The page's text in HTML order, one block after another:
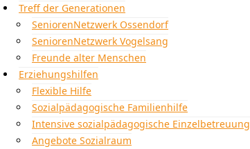
Treff der Generationen
SeniorenNetzwerk Ossendorf
SeniorenNetzwerk Vogelsang
Freunde alter Menschen
Erziehungshilfen
Flexible Hilfe
Sozialpädagogische Familienhilfe
Intensive sozialpädagogische Einzelbetreuung
Angebote Sozialraum